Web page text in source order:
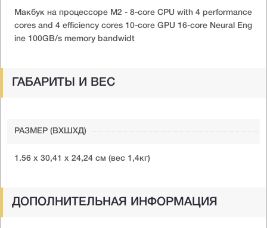
Макбук на процессоре М2 - 8-core CPU with 4 performance
cores and 4 efficiency cores 10-core GPU 16-core Neural Eng
ine 100GB/s memory bandwidt
ГАБАРИТЫ И ВЕС
РАЗМЕР (ВXШXД)
1.56 х 30,41 х 24,24 см (вес 1,4кг)
ДОПОЛНИТЕЛЬНАЯ ИНФОРМАЦИЯ